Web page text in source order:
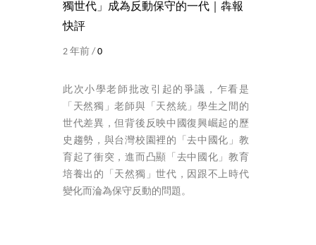
獨世代」成為反動保守的一代｜犇報
快評
2 年前 /0
此次小學老師批改引起的爭議，乍看是
「天然獨」老師與「天然統」學生之間的
世代差異，但背後反映中國復興崛起的歷
史趨勢，與台灣校園裡的「去中國化」教
育起了衝突，進而凸顯「去中國化」教育
培養出的「天然獨」世代，因跟不上時代
變化而淪為保守反動的問題。